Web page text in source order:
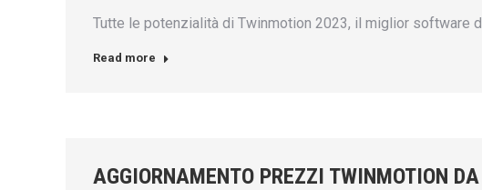
Tutte le potenzialità di Twinmotion 2023, il miglior software
Read more
AGGIORNAMENTO PREZZI TWINMOTION